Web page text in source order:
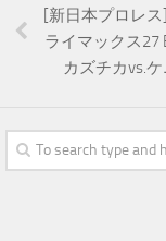
[新日本プロレ
ライマックス27
カズチカvs.